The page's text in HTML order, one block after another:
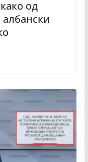
од
албански